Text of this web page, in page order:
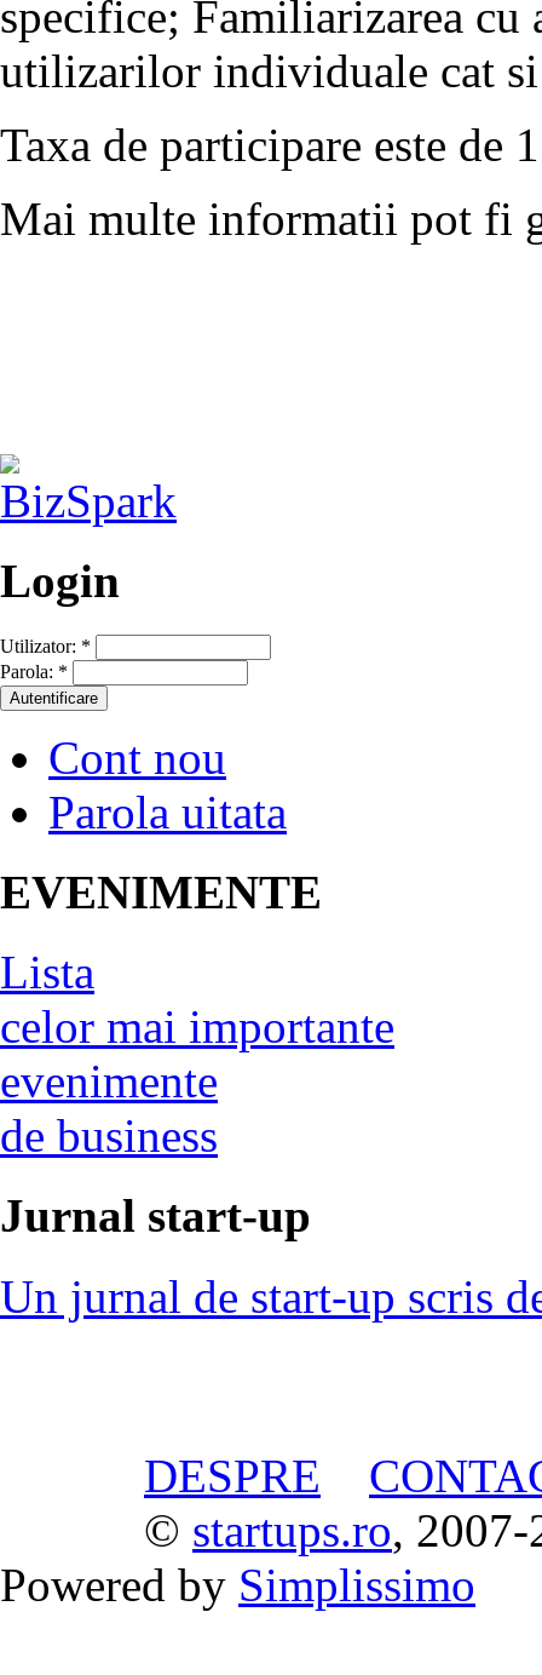
specifice; Familiarizarea cu
utilizarilor individuale cat
Taxa de participare este de
Mai multe informatii pot fi
Login
Utilizator: *
Parola: *
Cont nou
Parola uitata
EVENIMENTE
Lista
celor mai importante
evenimente
de business
Jurnal start-up
Un jurnal de start-up scris
DESPRE
© startups.ro, 2007-
Powered by Simplissimo